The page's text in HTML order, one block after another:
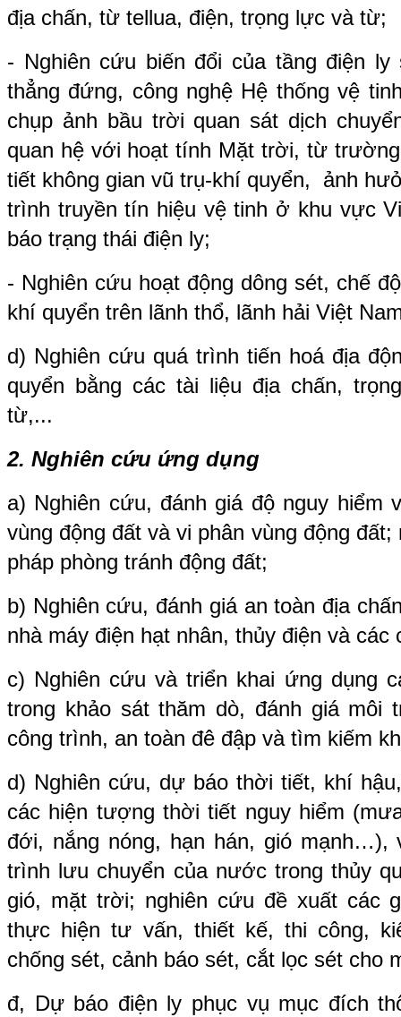
địa chấn, từ tellua, điện, trọng lực và từ;
- Nghiên cứu biến đổi của tầng điện
thẳng đứng, công nghệ Hệ thống vệ
chụp ảnh bầu trời quan sát dịch
quan hệ với hoạt tính Mặt trời, từ
tiết không gian vũ trụ-khí quyển, ảnh
trình truyền tín hiệu vệ tinh ở khu vực
báo trạng thái điện ly;
- Nghiên cứu hoạt động dông sét, chế
khí quyển trên lãnh thổ, lãnh hải Việt
d) Nghiên cứu quá trình tiến hoá địa
quyển bằng các tài liệu địa chấn,
từ,...
2. Nghiên cứu ứng dụng
a) Nghiên cứu, đánh giá độ nguy hiểm
vùng động đất và vi phân vùng động
pháp phòng tránh động đất;
b) Nghiên cứu, đánh giá an toàn địa
nhà máy điện hạt nhân, thủy điện và
c) Nghiên cứu và triển khai ứng dụng
trong khảo sát thăm dò, đánh giá môi
công trình, an toàn đê đập và tìm kiếm
d) Nghiên cứu, dự báo thời tiết, khí
các hiện tượng thời tiết nguy hiểm
đới, nắng nóng, hạn hán, gió mạnh…),
trình lưu chuyển của nước trong thủy
gió, mặt trời; nghiên cứu đề xuất các
thực hiện tư vấn, thiết kế, thi công,
chống sét, cảnh báo sét, cắt lọc sét cho
đ, Dự báo điện ly phục vụ mục đích